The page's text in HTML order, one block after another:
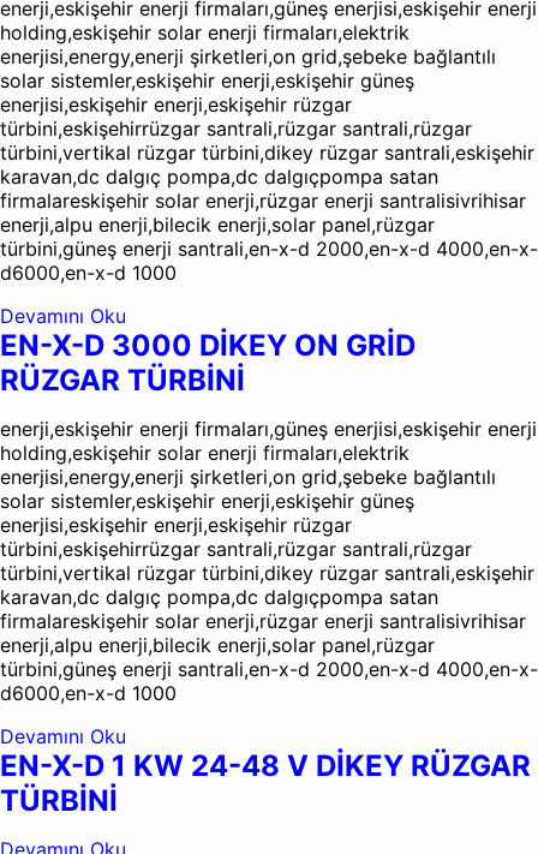
enerji,eskişehir enerji firmaları,güneş enerjisi,eskişehir enerji
holding,eskişehir solar enerji firmaları,elektrik
enerjisi,energy,enerji şirketleri,on grid,şebeke bağlantılı
solar sistemler,eskişehir enerji,eskişehir güneş
enerjisi,eskişehir enerji,eskişehir rüzgar
türbini,eskişehirrüzgar santrali,rüzgar santrali,rüzgar
türbini,vertikal rüzgar türbini,dikey rüzgar santrali,eskişehir
karavan,dc dalgıç pompa,dc dalgıçpompa satan
firmalareskişehir solar enerji,rüzgar enerji santralisivrihisar
enerji,alpu enerji,bilecik enerji,solar panel,rüzgar
türbini,güneş enerji santrali,en-x-d 2000,en-x-d 4000,en-x-
d6000,en-x-d 1000
Devamını Oku
EN-X-D 3000 DİKEY ON GRİD
RÜZGAR TÜRBİNİ
enerji,eskişehir enerji firmaları,güneş enerjisi,eskişehir enerji
holding,eskişehir solar enerji firmaları,elektrik
enerjisi,energy,enerji şirketleri,on grid,şebeke bağlantılı
solar sistemler,eskişehir enerji,eskişehir güneş
enerjisi,eskişehir enerji,eskişehir rüzgar
türbini,eskişehirrüzgar santrali,rüzgar santrali,rüzgar
türbini,vertikal rüzgar türbini,dikey rüzgar santrali,eskişehir
karavan,dc dalgıç pompa,dc dalgıçpompa satan
firmalareskişehir solar enerji,rüzgar enerji santralisivrihisar
enerji,alpu enerji,bilecik enerji,solar panel,rüzgar
türbini,güneş enerji santrali,en-x-d 2000,en-x-d 4000,en-x-
d6000,en-x-d 1000
Devamını Oku
EN-X-D 1 KW 24-48 V DİKEY RÜZGAR
TÜRBİNİ
Devamını Oku